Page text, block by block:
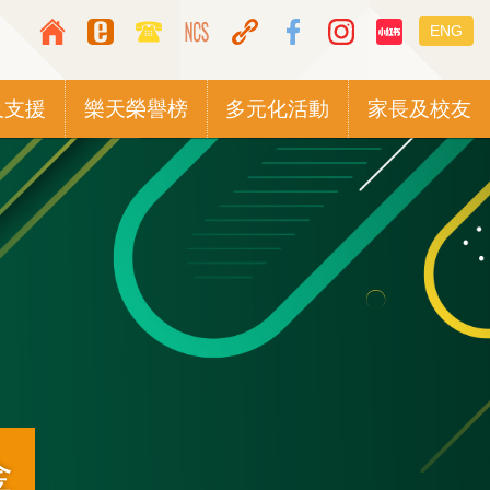
Top
Media
Icon
Button
switcher
ENG
援 樂天榮譽榜 多元化活動 家長及校友